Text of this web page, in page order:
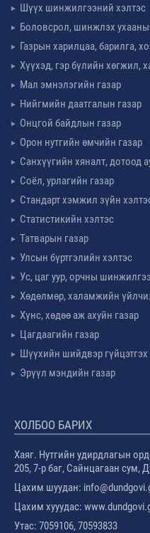
Шүүх шинжилгээний хэлтэс
Боловсрол, шинжлэх ухааны
Газрын харилцаа, барилга,
Хүүхэд, гэр бүлийн хөгжил,
Мал эмнэлэгийн газар
Нийгмийн даатгалын газар
Онцгой байдлын газар
Орон нутгийн өмчийн газар
Санхүүгийн хяналт, дотоод
Соёл, урлагийн газар
Стандарт хэмжил зүйн
Статистикийн хэлтэс
Татварын газар
Улсын бүртгэлийн хэлтэс
Ус, цаг уур, орчны
Хөдөлмөр, халамжийн
Хүнс, хөдөө аж ахуйн газар
Цагдаагийн газар
Шүүхийн шийдвэр гүйцэтгэх
Эрүүл мэндийн газар
ХОЛБОО БАРИХ
Хаяг. Нутгийн удирдлагын
205, 7-р баг, Сайнцагаан сум,
Цахим шуудан:
Цахим хууудас:
Утас: 7059106, 70593833